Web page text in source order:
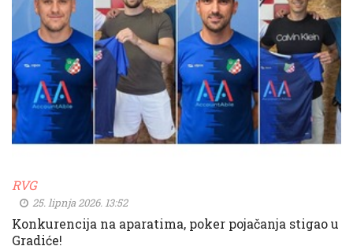
RVG
25. lipnja 2026. 13:52
Konkurencija na aparatima, poker pojačanja stigao u
Gradiće!